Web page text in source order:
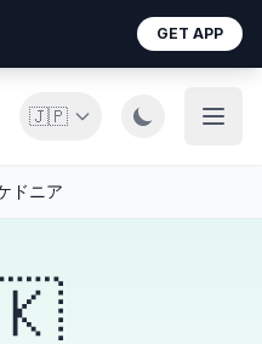
GET APP
🇯🇵
ドニア